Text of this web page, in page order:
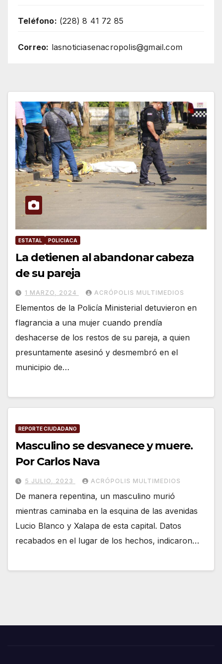
Teléfono: (228) 8 41 72 85
Correo: lasnoticiasenacropolis@gmail.com
ESTATAL POLICIACA
La detienen al abandonar cabeza
de su pareja
1 MARZO, 2024 ACRÓPOLIS MULTIMEDIOS
Elementos de la Policía Ministerial detuvieron en
flagrancia a una mujer cuando prendía
deshacerse de los restos de su pareja, a quien
presuntamente asesinó y desmembró en el
municipio de…
REPORTE CIUDADANO
Masculino se desvanece y muere.
Por Carlos Nava
5 JULIO, 2023 ACRÓPOLIS MULTIMEDIOS
De manera repentina, un masculino murió
mientras caminaba en la esquina de las avenidas
Lucio Blanco y Xalapa de esta capital. Datos
recabados en el lugar de los hechos, indicaron…